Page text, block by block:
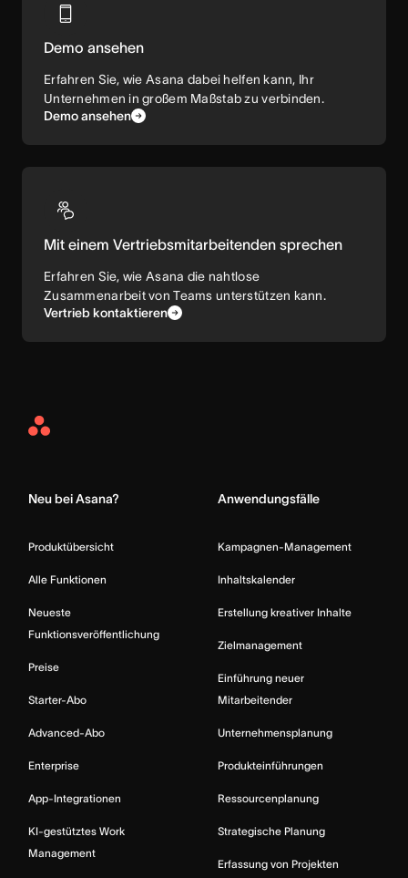
Demo ansehen
Erfahren Sie, wie Asana dabei helfen kann, Ihr
Unternehmen in großem Maßstab zu verbinden.
Demo ansehen
Mit einem Vertriebsmitarbeitenden sprechen
Erfahren Sie, wie Asana die nahtlose
Zusammenarbeit von Teams unterstützen kann.
Vertrieb kontaktieren
Asana
Neu bei Asana?
Produktübersicht
Alle Funktionen
Neueste
Funktionsveröffentlichung
Preise
Starter-Abo
Advanced-Abo
Enterprise
App-Integrationen
KI-gestütztes Work
Management
Anwendungsfälle
Kampagnen-Management
Inhaltskalender
Erstellung kreativer Inhalte
Zielmanagement
Einführung neuer
Mitarbeitender
Unternehmensplanung
Produkteinführungen
Ressourcenplanung
Strategische Planung
Erfassung von Projekten